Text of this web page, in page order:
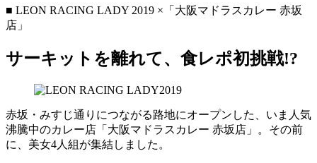
■ LEON RACING LADY 2019 ×「大阪マドラスカレー 赤坂
店」
サーキットを離れて、食レポ初挑戦!?
赤坂・みすじ通りにつながる路地にオープンした、いま人気
沸騰中のカレー店「大阪マドラスカレー 赤坂店」。その前
に、美女4人組が集結しました。